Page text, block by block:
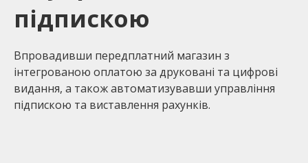
підпискою
Впровадивши передплатний магазин з
інтегрованою оплатою за друковані та цифрові
видання, а також автоматизувавши управління
підпискою та виставлення рахунків.